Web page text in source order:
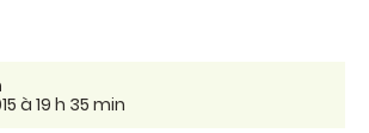
à 19 h 35 min